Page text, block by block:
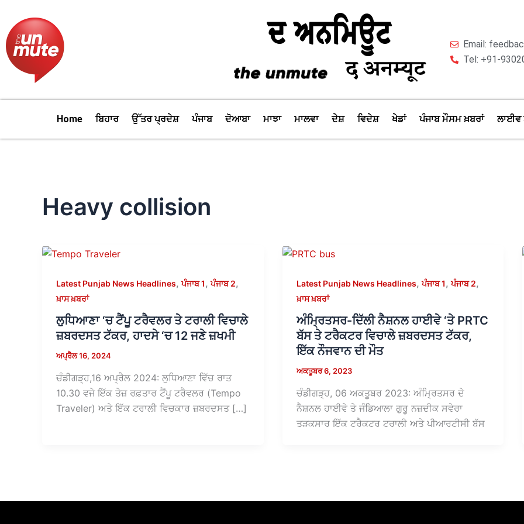
content
Email:
Tel: +91-
Home ਬਿਹਾਰ ਉੱਤਰ ਪ੍ਰਦੇਸ਼ ਪੰਜਾਬ ਦੋਆਬਾ ਮਾਝਾ ਮਾਲਵਾ ਦੇਸ਼ ਵਿਦੇਸ਼ ਖੇਡਾਂ ਪੰਜਾਬ ਮੌਸਮ ਖ਼ਬਰਾਂ ਲਾਈਵ
Heavy collision
Latest Punjab News Headlines,ਪੰਜਾਬ 1,ਪੰਜਾਬ 2,
ਖ਼ਾਸ ਖ਼ਬਰਾਂ
ਲੁਧਿਆਣਾ ‘ਚ ਟੈਂਪੂ ਟਰੈਵਲਰ ਤੇ ਟਰਾਲੀ ਵਿਚਾਲੇ
ਜ਼ਬਰਦਸਤ ਟੱਕਰ, ਹਾਦਸੇ ‘ਚ 12 ਜਣੇ ਜ਼ਖਮੀ
ਅਪ੍ਰੈਲ 16, 2024
ਚੰਡੀਗੜ੍ਹ,16 ਅਪ੍ਰੈਲ 2024: ਲੁਧਿਆਣਾ ਵਿੱਚ ਰਾਤ
10.30 ਵਜੇ ਇੱਕ ਤੇਜ਼ ਰਫ਼ਤਾਰ ਟੈਂਪੂ ਟਰੈਵਲਰ (Tempo
Traveler) ਅਤੇ ਇੱਕ ਟਰਾਲੀ ਵਿਚਕਾਰ ਜ਼ਬਰਦਸਤ […]
Latest Punjab News Headlines,ਪੰਜਾਬ 1,ਪੰਜਾਬ 2,
ਖ਼ਾਸ ਖ਼ਬਰਾਂ
ਅੰਮ੍ਰਿਤਸਰ-ਦਿੱਲੀ ਨੈਸ਼ਨਲ ਹਾਈਵੇ ‘ਤੇ PRTC
ਬੱਸ ਤੇ ਟਰੈਕਟਰ ਵਿਚਾਲੇ ਜ਼ਬਰਦਸਤ ਟੱਕਰ,
ਇੱਕ ਨੌਜਵਾਨ ਦੀ ਮੌਤ
ਅਕਤੂਬਰ 6, 2023
ਚੰਡੀਗੜ੍ਹ, 06 ਅਕਤੂਬਰ 2023: ਅੰਮ੍ਰਿਤਸਰ ਦੇ
ਨੈਸ਼ਨਲ ਹਾਈਵੇ ਤੇ ਜੰਡਿਆਲਾ ਗੁਰੂ ਨਜ਼ਦੀਕ ਸਵੇਰਾ
ਤੜਕਸਾਰ ਇੱਕ ਟਰੈਕਟਰ ਟਰਾਲੀ ਅਤੇ ਪੀਆਰਟੀਸੀ ਬੱਸ